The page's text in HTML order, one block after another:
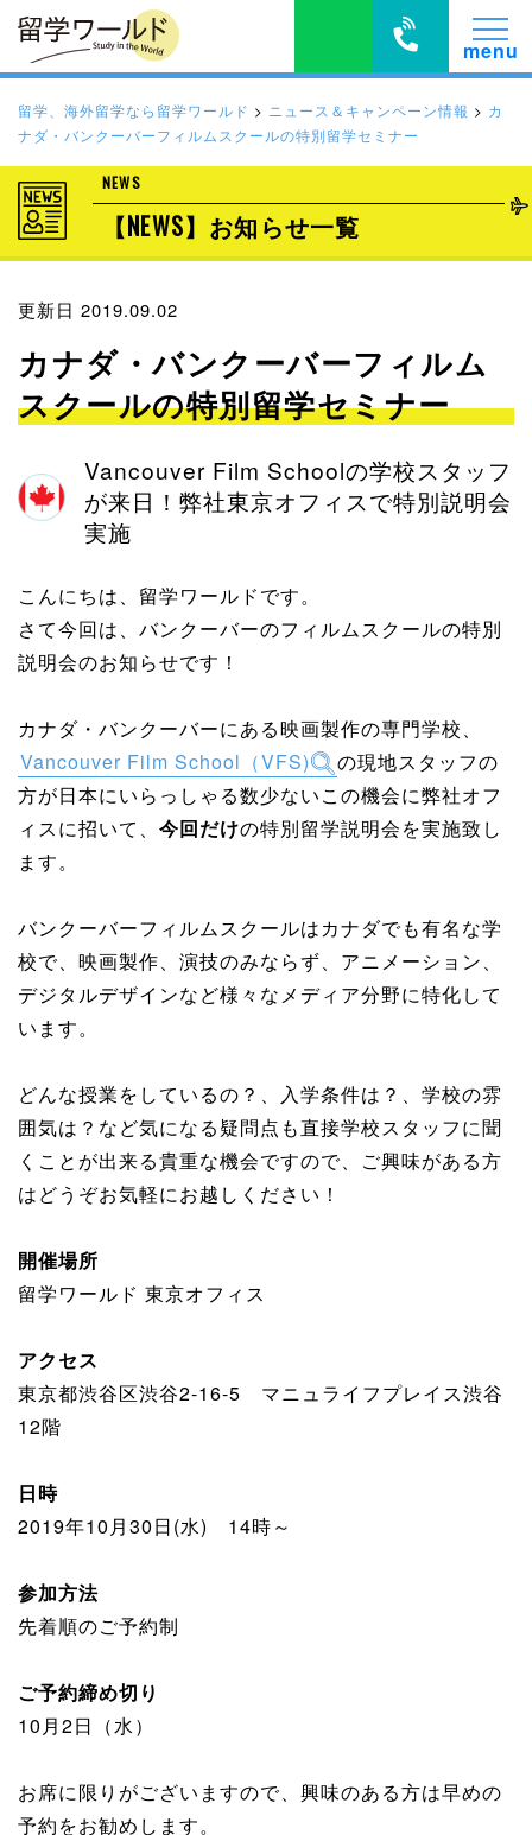
留学、海外留学なら留学ワールド > ニュース＆キャンペーン情報 > カ
ナダ・バンクーバーフィルムスクールの特別留学セミナー
NEWS
【NEWS】お知らせ一覧
更新日 2019.09.02
カナダ・バンクーバーフィルム
スクールの特別留学セミナー
Vancouver Film Schoolの学校スタッフ
が来日！弊社東京オフィスで特別説明会
実施
こんにちは、留学ワールドです。
さて今回は、バンクーバーのフィルムスクールの特別
説明会のお知らせです！
カナダ・バンクーバーにある映画製作の専門学校、
Vancouver Film School（VFS)
の現地スタッフの
方が日本にいらっしゃる数少ないこの機会に弊社オフ
ィスに招いて、 今回だけの特別留学説明会を実施致し
ます。
バンクーバーフィルムスクールはカナダでも有名な学
校で、映画製作、演技のみならず、アニメーション、
デジタルデザインなど様々なメディア分野に特化して
います。
どんな授業をしているの？、入学条件は？、学校の雰
囲気は？など気になる疑問点も直接学校スタッフに聞
くことが出来る貴重な機会ですので、ご興味がある方
はどうぞお気軽にお越しください！
開催場所
留学ワールド 東京オフィス
アクセス
東京都渋谷区渋谷2-16-5 マニュライフプレイス渋谷
12階
日時
2019年10月30日(水) 14時～
参加方法
先着順のご予約制
ご予約締め切り
10月2日（水）
お席に限りがございますので、興味のある方は早めの
予約をお勧めします。